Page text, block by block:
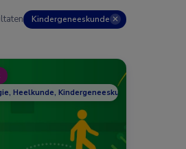
Kindergeneeskunde ✕
Heelkunde, Kindergeneeskunde, Nefrologie,